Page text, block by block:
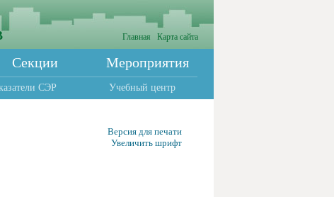
Главная Карта сайта
Секции Мероприятия
СЭР Учебный центр
Версия для печати
Увеличить шрифт